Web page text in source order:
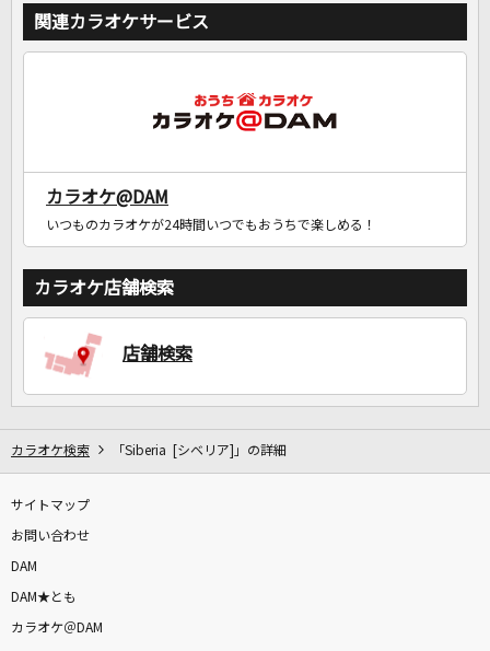
関連カラオケサービス
カラオケ@DAM
いつものカラオケが24時間いつでもおうちで楽しめる！
カラオケ店舗検索
店舗検索
カラオケ検索 「Siberia [シベリア]」の詳細
サイトマップ
お問い合わせ
DAM
DAM★とも
カラオケ＠DAM